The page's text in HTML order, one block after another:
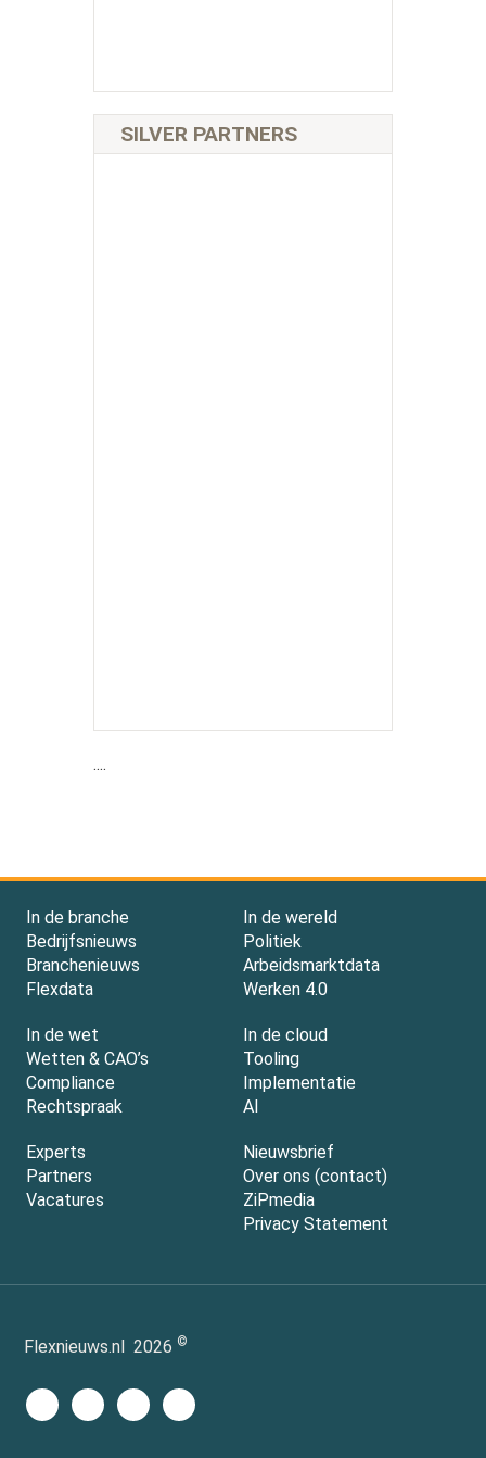
SILVER PARTNERS
....
In de branche
Bedrijfsnieuws
Branchenieuws
Flexdata
In de wereld
Politiek
Arbeidsmarktdata
Werken 4.0
In de wet
Wetten & CAO’s
Compliance
Rechtspraak
In de cloud
Tooling
Implementatie
AI
Experts
Partners
Vacatures
Nieuwsbrief
Over ons (contact)
ZiPmedia
Privacy Statement
Flexnieuws.nl 2026 ©